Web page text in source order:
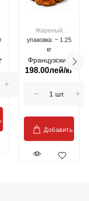
Жареный
цыпленок
упаковка: ~ 1.25
кг
Французский
гриль, кг
198.00лей/кг
Добавить